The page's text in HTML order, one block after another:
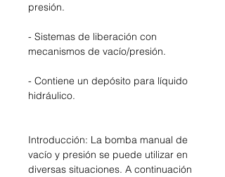
presión.
- Sistemas de liberación con
mecanismos de vacío/presión.
- Contiene un depósito para líquido
hidráulico.
Introducción: La bomba manual de
vacío y presión se puede utilizar en
diversas situaciones. A continuación